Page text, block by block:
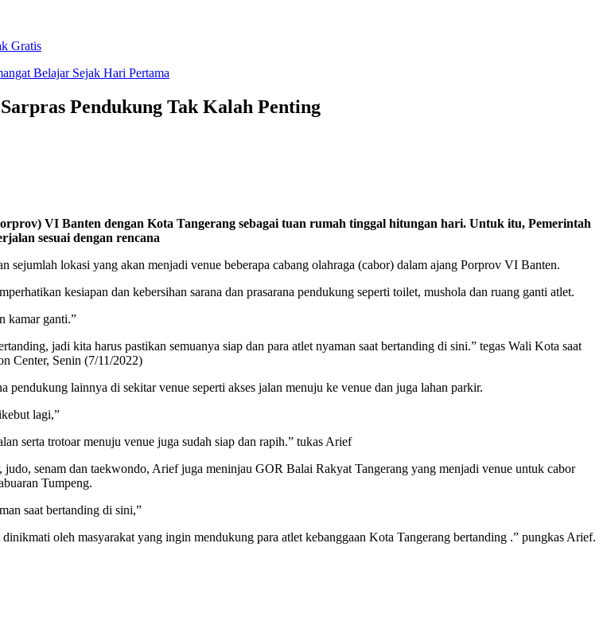
Gratis
Belajar Sejak Hari Pertama
Pendukung Tak Kalah Penting
VI Banten dengan Kota Tangerang sebagai tuan rumah tinggal hitungan hari. Untuk itu, Pemerintah
sesuai dengan rencana
lokasi yang akan menjadi venue beberapa cabang olahraga (cabor) dalam ajang Porprov VI Banten.
kesiapan dan kebersihan sarana dan prasarana pendukung seperti toilet, mushola dan ruang ganti atlet.
kamar ganti.”
jadi kita harus pastikan semuanya siap dan para atlet nyaman saat bertanding di sini.” tegas Wali Kota saat
Center, Senin (7/11/2022)
pendukung lainnya di sekitar venue seperti akses jalan menuju ke venue dan juga lahan parkir.
lagi,”
serta trotoar menuju venue juga sudah siap dan rapih.” tukas Arief
senam dan taekwondo, Arief juga meninjau GOR Balai Rakyat Tangerang yang menjadi venue untuk cabor
Tumpeng.
saat bertanding di sini,”
oleh masyarakat yang ingin mendukung para atlet kebanggaan Kota Tangerang bertanding .” pungkas Arief.